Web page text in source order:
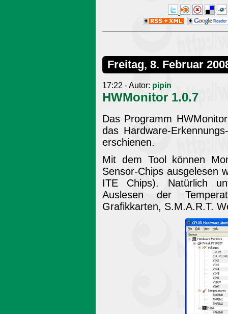
Freitag, 8. Februar
17:22 - Autor: pipin
HWMonitor 1.0.7
Das Programm
das Hardware-
erschienen.
Mit dem Tool können
Sensor-Chips ausgelesen
ITE Chips). Natürlich
Auslesen der
Grafikkarten, S.M.A.R.T.